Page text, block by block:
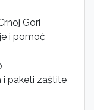
Gori
i pomoć
i paketi zaštite